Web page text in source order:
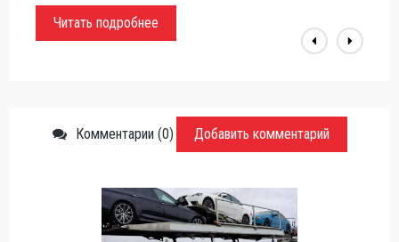
Читать подробнее
Комментарии (0) Добавить комментарий